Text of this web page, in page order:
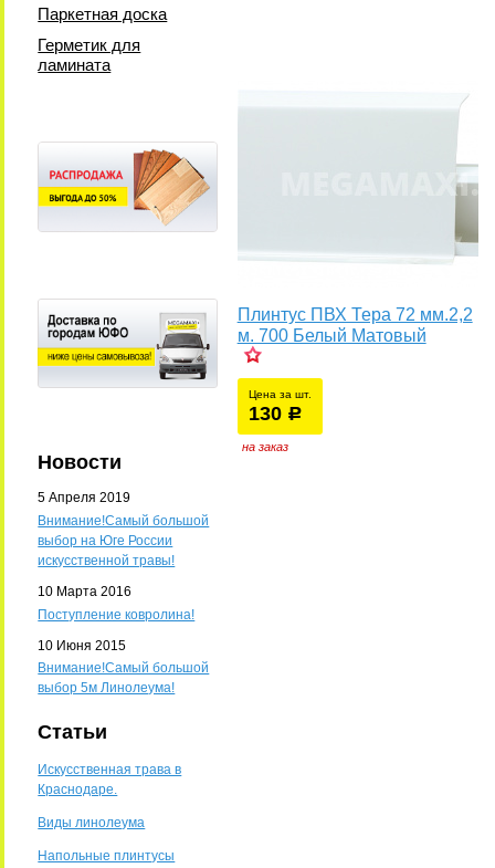
Паркетная доска
Герметик для
ламината
Новости
5 Апреля 2019
Внимание!Самый большой
выбор на Юге России
искусственной травы!
10 Марта 2016
Поступление ковролина!
10 Июня 2015
Внимание!Самый большой
выбор 5м Линолеума!
Статьи
Искусственная трава в
Краснодаре.
Виды линолеума
Напольные плинтусы
Плинтус ПВХ Тера 72 мм.2,2
м. 700 Белый Матовый
Цена за шт.
130 р
на заказ